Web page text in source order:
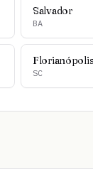
Salvador
BA
Florianópolis
SC